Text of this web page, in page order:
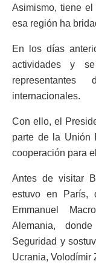
Asimismo, tiene
esa región ha
En los días
actividades y
internacionales.
Con ello, el
parte de la Unión
cooperación para
Antes de visitar
estuvo en París,
Emmanuel
Alemania,
Seguridad y
Ucrania, Volodímir